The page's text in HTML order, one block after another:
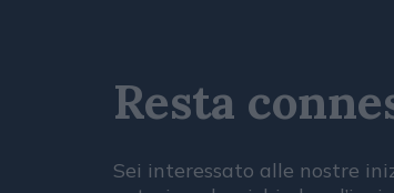
Resta
Sei interessato alle nostre